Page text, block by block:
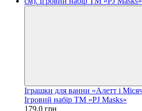
Іграшки для ванни «Алетт і
Ігровий набір TM «PJ Masks»
179.0 грн